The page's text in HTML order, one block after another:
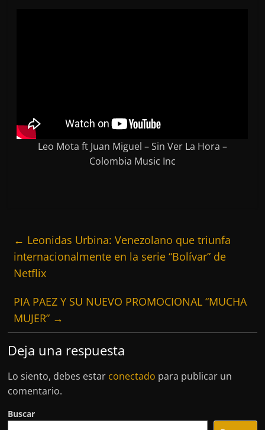
Leo Mota ft Juan Miguel – Sin Ver La Hora –
Colombia Music Inc
← Leonidas Urbina: Venezolano que triunfa
internacionalmente en la serie “Bolívar” de
Netflix
PIA PAEZ Y SU NUEVO PROMOCIONAL “MUCHA
MUJER” →
Deja una respuesta
Lo siento, debes estar conectado para publicar un
comentario.
Buscar